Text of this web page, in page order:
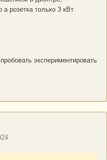
а розетка только 3 кВт
экспериментировать